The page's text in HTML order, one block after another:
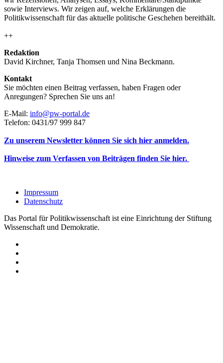
sowie Interviews. Wir zeigen auf, welche Erklärungen die
Politikwissenschaft für das aktuelle politische Geschehen bereithält.
++
Redaktion
David Kirchner, Tanja Thomsen und Nina Beckmann.
Kontakt
Sie möchten einen Beitrag verfassen, haben Fragen oder
Anregungen? Sprechen Sie uns an!
E-Mail: info@pw-portal.de
Telefon: 0431/97 999 847
Zu unserem Newsletter können Sie sich hier anmelden.
Hinweise zum Verfassen von Beiträgen finden Sie hier.
Impressum
Datenschutz
Das Portal für Politikwissenschaft ist eine Einrichtung der Stiftung
Wissenschaft und Demokratie.